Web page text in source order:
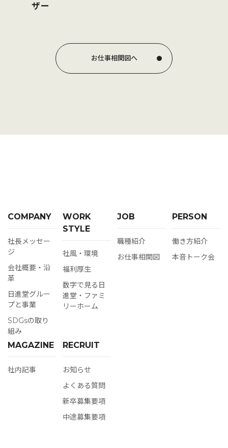
ザー
お仕事相関図へ
COMPANY
社長メッセー
ジ
会社概要‧沿
⾰
日進堂グルー
プと事業
SDGsの取り
組み
WORK
STYLE
社⾵‧環境
福利厚⽣
数字で⾒る⽇
進堂‧ファミ
リーホーム
JOB
職種紹介
お仕事相関図
PERSON
働き方紹介
本音トーク会
MAGAZINE
社内記事
RECRUIT
お知らせ
よくある質問
新卒募集要項
中途募集要項